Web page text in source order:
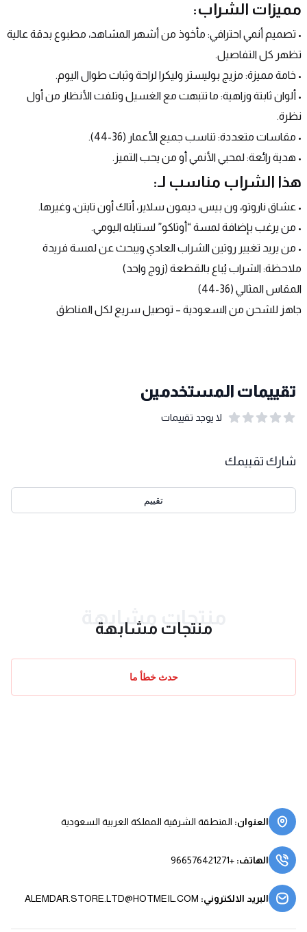
مميزات الشراب:
تظهر كل التفاصيل.
• خامة مميزة: مزيج بوليستر وليكرا لراحة وثبات طوال اليوم.
نظرة.
• مقاسات متعددة: تناسب جميع الأعمار (36-44).
• هدية رائعة: لمحبي الأنمي أو من يحب التميز.
هذا الشراب مناسب لـ:
• عشاق ناروتو، ون بيس، ديمون سلاير، أتاك أون تايتن، وغيرها.
• من يرغب بإضافة لمسة “أوتاكو” لستايله اليومي.
• من يريد تغيير روتين الشراب العادي ويبحث عن لمسة فريدة
ملاحظة: الشراب يُباع بالقطعة (زوج واحد)
المقاس المثالي (36-44)
جاهز للشحن من السعودية – توصيل سريع لكل المناطق
تقييمات المستخدمين
لا يوجد تقييمات
شارك تقييمك
تقييم
منتجات مشابهة
منتجات مشابهة
حدث خطأ ما
العنوان: المنطقة الشرقية المملكة العربية السعودية
الهاتف:
+966576421271
البريد الالكتروني:
ALEMDAR.STORE.LTD@HOTMEIL.COM